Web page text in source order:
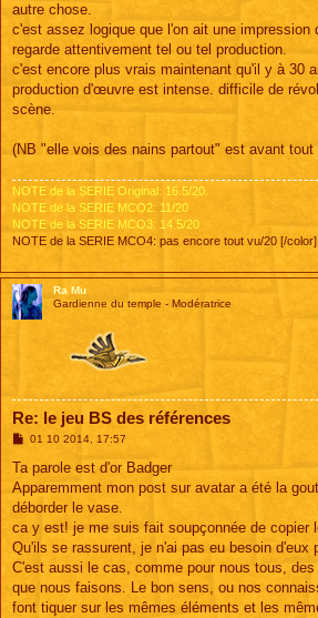
autre chose.
c'est assez logique que l'on ait une impression
regarde attentivement tel ou tel production.
c'est encore plus vrais maintenant qu'il y à 30
production d'œuvre est intense. difficile de
scène.
(NB "elle vois des nains partout" est avant tout
NOTE de la SERIE Original: 16.5/20.
NOTE de la SERIE MCO2: 11/20
NOTE de la SERIE MCO3: 14.5/20
NOTE de la SERIE MCO4: pas encore tout vu/20 [/color]
Ra Mu
Gardienne du temple - Modératrice
Re: le jeu BS des références
M
s
a
g
01 10 2014, 17:57
Ta parole est d'or Badger
Apparemment mon post sur avatar a été la
déborder le vase.
ca y est! je me suis fait soupçonnée de copier
Qu'ils se rassurent, je n'ai pas eu besoin d'eux
C'est aussi le cas, comme pour nous tous, des
que nous faisons. Le bon sens, ou nos
font tiquer sur les mêmes éléments et les